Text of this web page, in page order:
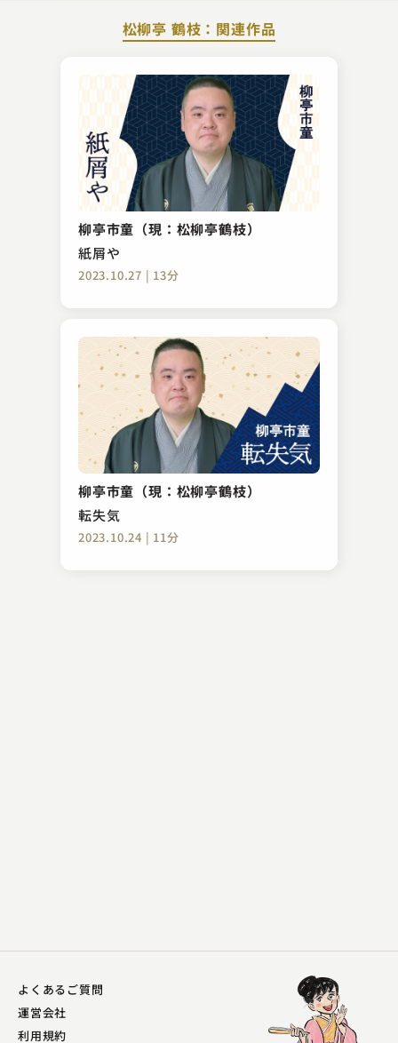
松柳亭 鶴枝：関連作品
柳亭市童（現：松柳亭鶴枝）
紙屑や
2023.10.27 | 13分
柳亭市童（現：松柳亭鶴枝）
転失気
2023.10.24 | 11分
古今亭 菊千代
松山鏡
2023.11.17 | 13分
柳家 小満ん
馬のす
2024.08.28 | 11分
よくあるご質問
運営会社
利用規約